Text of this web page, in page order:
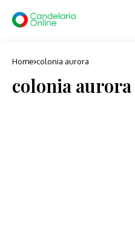
Home colonia aurora
colonia aurora